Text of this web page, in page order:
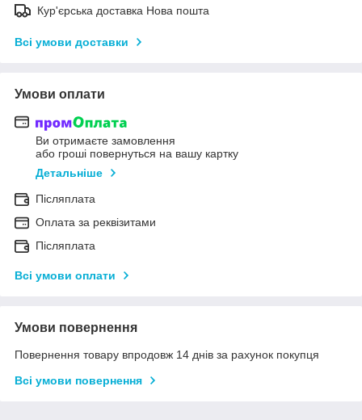
Кур'єрська доставка Нова пошта
Всі умови доставки
Умови оплати
Ви отримаєте замовлення
або гроші повернуться на вашу картку
Детальніше
Післяплата
Оплата за реквізитами
Післяплата
Всі умови оплати
Умови повернення
Повернення товару впродовж 14 днів за рахунок покупця
Всі умови повернення